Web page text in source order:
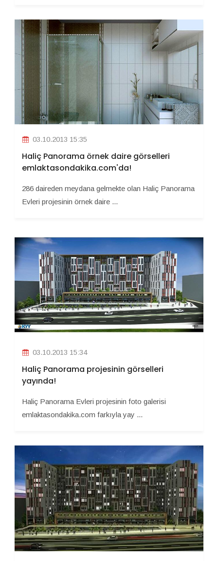
03.10.2013 15:35
Haliç Panorama örnek daire görselleri
emlaktasondakika.com'da!
286 daireden meydana gelmekte olan Haliç Panorama
Evleri projesinin örnek daire ...
03.10.2013 15:34
Haliç Panorama projesinin görselleri
yayında!
Haliç Panorama Evleri projesinin foto galerisi
emlaktasondakika.com farkıyla yay ...